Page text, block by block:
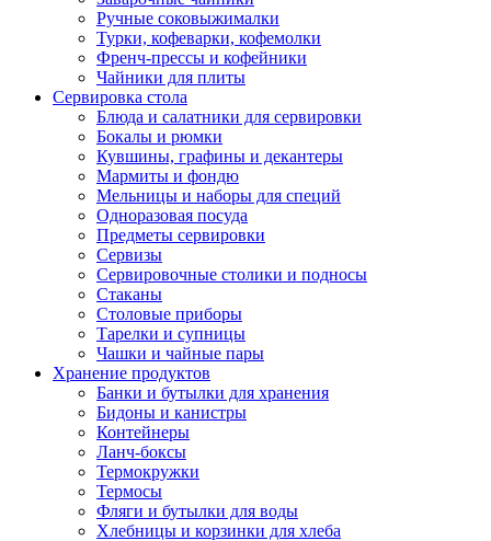
Ручные соковыжималки
Турки, кофеварки, кофемолки
Френч-прессы и кофейники
Чайники для плиты
Сервировка стола
Блюда и салатники для сервировки
Бокалы и рюмки
Кувшины, графины и декантеры
Мармиты и фондю
Мельницы и наборы для специй
Одноразовая посуда
Предметы сервировки
Сервизы
Сервировочные столики и подносы
Стаканы
Столовые приборы
Тарелки и супницы
Чашки и чайные пары
Хранение продуктов
Банки и бутылки для хранения
Бидоны и канистры
Контейнеры
Ланч-боксы
Термокружки
Термосы
Фляги и бутылки для воды
Хлебницы и корзинки для хлеба